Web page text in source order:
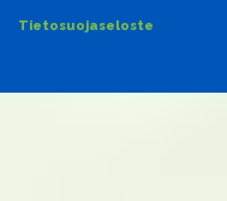
Tietosuojaseloste